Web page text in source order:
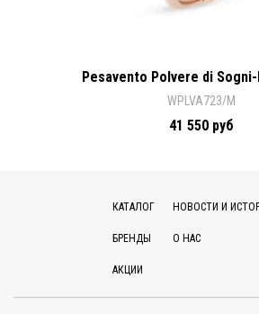
Pesavento Polvere di
WPLVA723/M
41 550 руб
КАТАЛОГ
БРЕНДЫ
АКЦИИ
НОВОСТИ И
О НАС